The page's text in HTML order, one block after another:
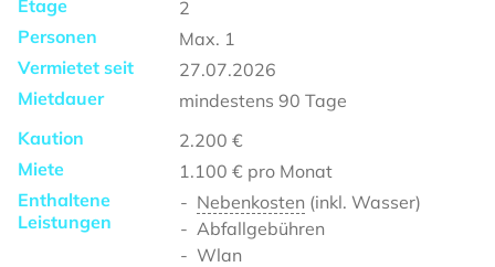
Etage
2
Personen
Max. 1
Vermietet seit
27.07.2026
Mietdauer
mindestens 90 Tage
Kaution
2.200 €
Miete
1.100 € pro Monat
Enthaltene
Leistungen
Nebenkosten (inkl. Wasser)
Abfallgebühren
Wlan